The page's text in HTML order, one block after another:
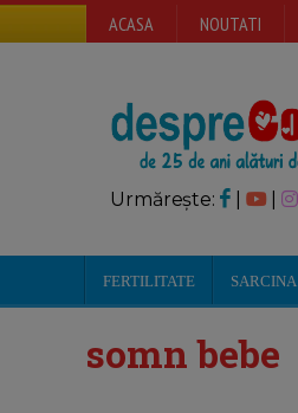
ACASA NOUTATI
Urmărește: |
FERTILITATE SARCINA
somn bebe